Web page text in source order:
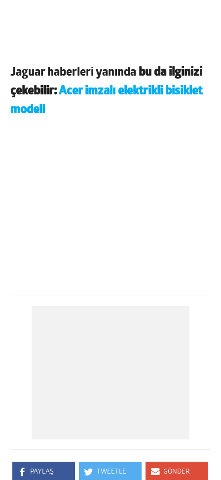
Jaguar haberleri yanında bu da ilginizi
çekebilir:Acer imzalı elektrikli bisiklet
modeli
PAYLAŞ TWEETLE GÖNDER